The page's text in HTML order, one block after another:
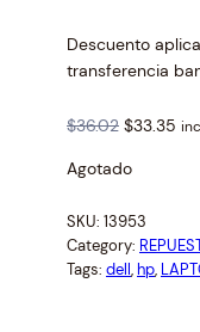
Descuento
transferencia
$36.02 O
i
i
n
a
$33.35 C
n
t
Agotado
SKU: 13953
Category:
Tags: dell, hp,